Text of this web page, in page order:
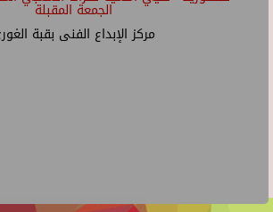
الجمعة المقبلة
مركز الإبداع الفنى بقبة